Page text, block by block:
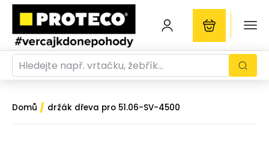
Domů / držák dřeva pro 51.06-SV-4500